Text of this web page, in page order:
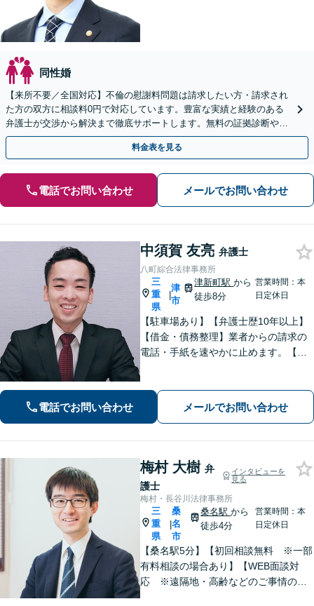
同性婚
【来所不要／全国対応】不倫の慰謝料問題は請求したい方・請求され
た方の双方に相談料0円で対応しています。豊富な実績と経験のある
弁護士が交渉から解決まで徹底サポートします。無料の証拠診断や着
手金の返還保証もありますので安心してご相談ください。
料金表を見る
電話でお問い合わせ メールでお問い合わせ
中須賀 友亮 弁護士
八町綜合法律事務所
三
重
県
|
津
市
津新町駅から
徒歩8分
営業時間：本
日定休日
【駐車場あり】【弁護士歴10年以上】
【借金・債務整理】業者からの請求の
電話・手紙を速やかに止めます。【交
ます。【分割払い利用可】【当日・夜
間の面談可】【完全個室で対応】
電話でお問い合わせ メールでお問い合わせ
梅村 大樹 弁
護士
インタビューを
見る
梅村・長谷川法律事務所
三
重
県
|
桑
名
市
桑名駅から
徒歩4分
営業時間：本
日定休日
【桑名駅5分】【初回相談無料 ※一部
有料相談の場合あり】【WEB面談対
応 ※遠隔地・高齢などのご事情のあ